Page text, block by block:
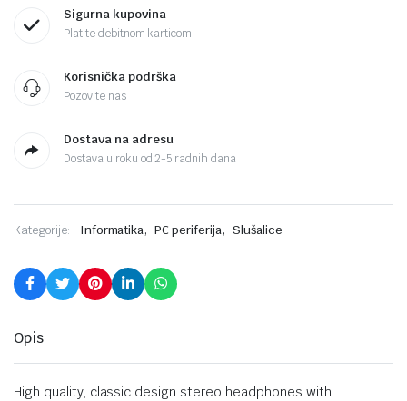
Sigurna kupovina
Platite debitnom karticom
Korisnička podrška
Pozovite nas
Dostava na adresu
Dostava u roku od 2-5 radnih dana
Kategorije: Informatika, PC periferija, Slušalice
Opis
High quality, classic design stereo headphones with